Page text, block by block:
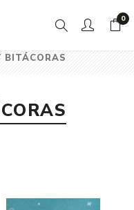
0
BITÁCORAS